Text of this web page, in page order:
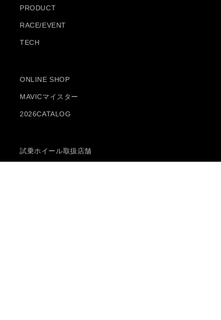
PRODUCT
RACE/EVENT
TECH
ONLINE SHOP
MAVICマイスター
2026CATALOG
試乗ホイール取扱店舗